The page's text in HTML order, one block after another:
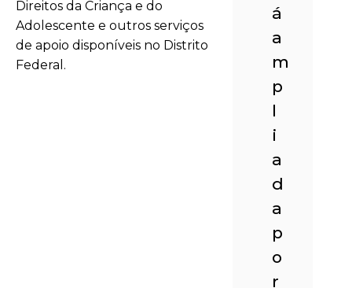
á
a
m
p
l
i
a
d
a
p
o
r
Direitos da Criança e do
Adolescente e outros serviços
de apoio disponíveis no Distrito
Federal.